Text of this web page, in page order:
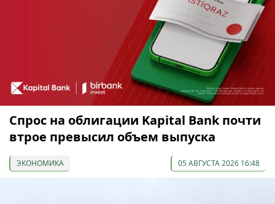
Спрос на облигации Kapital Bank почти
втрое превысил объем выпуска
ЭКОНОМИКА 05 АВГУСТА 2026 16:48